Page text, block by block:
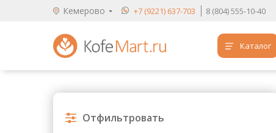
Кемерово +7 (9221) 637-703 8 (804) 555-10-40
Каталог
Кофе
Отфильтровать